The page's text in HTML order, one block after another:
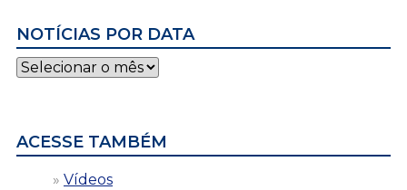
NOTÍCIAS POR DATA
Notícias
por
ACESSE TAMBÉM
Vídeos